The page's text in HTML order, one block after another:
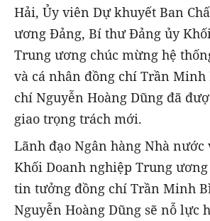
Hải, Ủy viên Dự khuyết Ban
ương Đảng, Bí thư Đảng ủy
Trung ương chúc mừng hệ
và cá nhân đồng chí Trần Minh
chí Nguyễn Hoàng Dũng đã
giao trọng trách mới.
Lãnh đạo Ngân hàng Nhà nước
Khối Doanh nghiệp Trung
tin tưởng đồng chí Trần Minh
Nguyễn Hoàng Dũng sẽ nỗ lực